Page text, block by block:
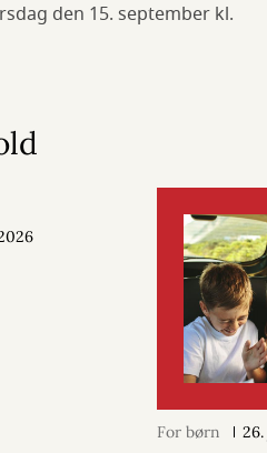
den 15. september kl.
For børn